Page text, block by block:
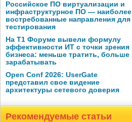
Российское ПО виртуализации и
инфраструктурное ПО — наиболее
востребованные направления для
тестирования
На Т1 Форуме вывели формулу
эффективности ИТ с точки зрения
бизнеса: меньше тратить, больше
зарабатывать
Open Conf 2026: UserGate
представил свое видение
архитектуры сетевого доверия
Рекомендуемые статьи